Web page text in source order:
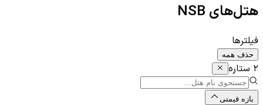
هتل‌های NSB
فیلترها
حذف همه
۲ ستاره
بازه قیمتی